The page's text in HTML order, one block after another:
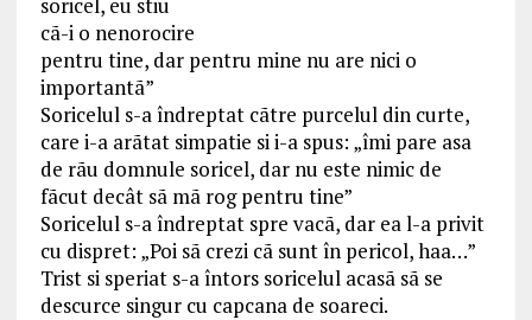
cã-i o nenorocire
pentru tine, dar pentru mine nu are nici o
importantã”
Soricelul s-a îndreptat cãtre purcelul din curte,
care i-a arãtat simpatie si i-a spus: „îmi pare asa
de rãu domnule soricel, dar nu este nimic de
fãcut decât sã mã rog pentru tine”
Soricelul s-a îndreptat spre vacã, dar ea l-a privit
cu dispret: „Poi sã crezi cã sunt în pericol, haa…”
Trist si speriat s-a întors soricelul acasã sã se
descurce singur cu capcana de soareci.